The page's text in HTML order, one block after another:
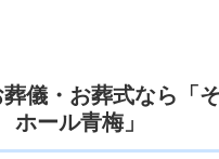
儀・お葬式なら「
ホール青梅」